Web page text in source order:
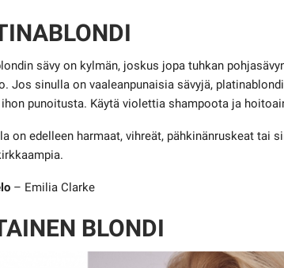
sävy on kylmän, joskus jopa tuhkan
Jos sinulla on vaaleanpunaisia ​​sävyjä,
punoitusta. Käytä violettia shampoota ja
on edelleen harmaat, vihreät, pähkinänruskeat tai
– Emilia Clarke
BLONDI